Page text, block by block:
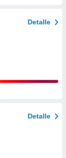
Detalle
Detalle